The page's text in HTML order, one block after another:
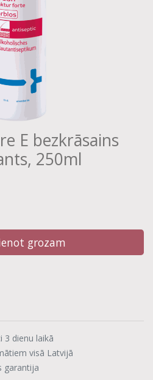
E bezkrāsains
250ml
grozam
3 dienu laikā
visā Latvijā
garantija